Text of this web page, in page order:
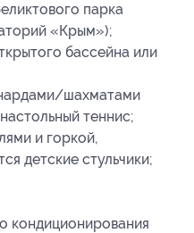
парка
«Крым»);
бассейна или
шахматами
теннис;
и горкой,
детские стульчики;
кондиционирования